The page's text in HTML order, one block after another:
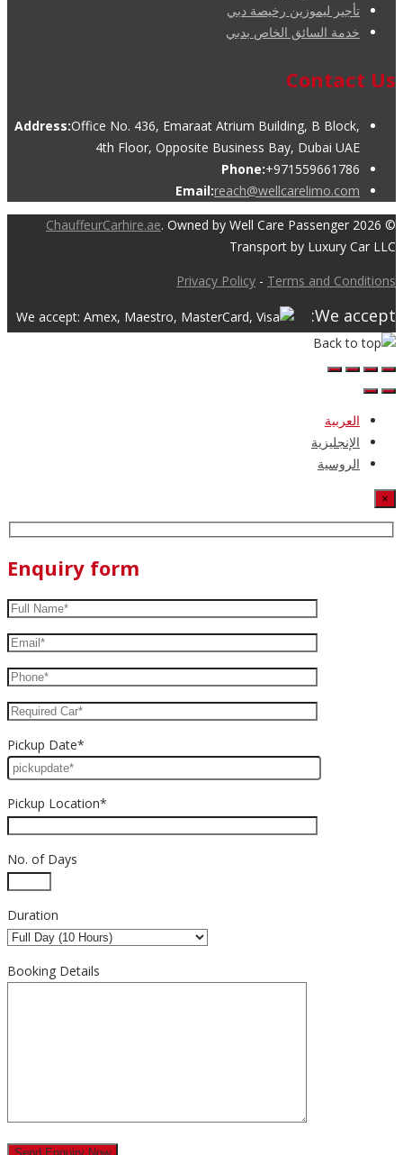
تأجير ليموزين رخيصة دبي
خدمة السائق الخاص بدبي
Contact Us
Address:Office No. 436, Emaraat Atrium Building, B Block,
4th Floor, Opposite Business Bay, Dubai UAE
Phone:+971559661786
Email:reach@wellcarelimo.com
© 2026
ChauffeurCarhire.ae. Owned by Well Care Passenger
Transport by Luxury Car LLC
Privacy Policy - Terms and Conditions
We accept:
العربية
الإنجليزية
الروسية
×
Enquiry form
Pickup Date*
Pickup Location*
No. of Days
Duration
Booking Details